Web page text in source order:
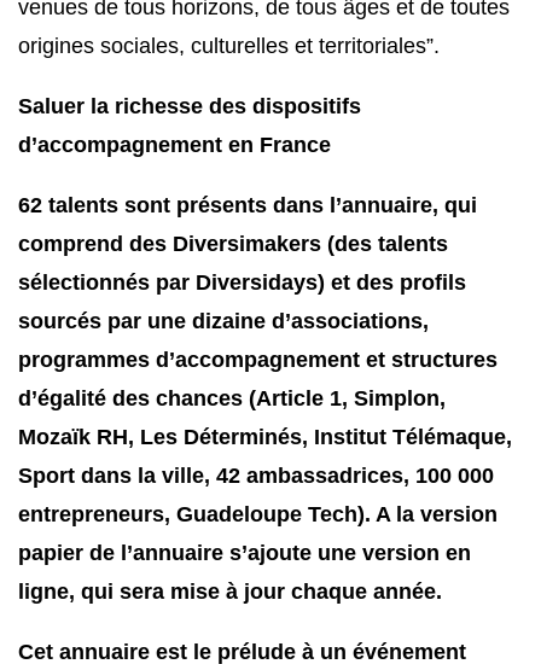
venues de tous horizons, de tous âges et de toutes
origines sociales, culturelles et territoriales”.
Saluer la richesse des dispositifs
d’accompagnement en France
62 talents sont présents dans l’annuaire, qui
comprend des Diversimakers (des talents
sélectionnés par Diversidays) et des profils
sourcés par une dizaine d’associations,
programmes d’accompagnement et structures
d’égalité des chances (Article 1, Simplon,
Mozaïk RH, Les Déterminés, Institut Télémaque,
Sport dans la ville, 42 ambassadrices, 100 000
entrepreneurs, Guadeloupe Tech). A la version
papier de l’annuaire s’ajoute une version en
ligne, qui sera mise à jour chaque année.
Cet annuaire est le prélude à un événement